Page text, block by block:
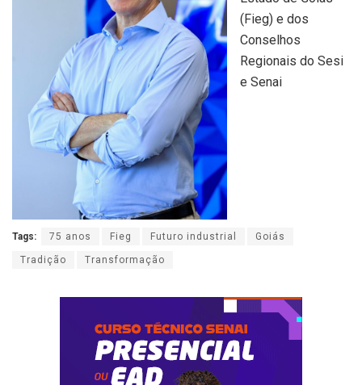
(Fieg) e dos
Conselhos
Regionais do Sesi
e Senai
Tags: 75 anos Fieg Futuro industrial Goiás
Tradição Transformação